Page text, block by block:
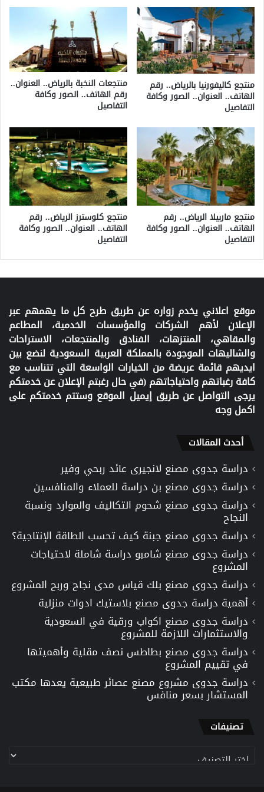
منتجع كاليفورنيا بالرياض.. رقم
الهاتف.. العنوان.. الصور وكافة
التفاصيل
منتجعات النخبة بالرياض.. العنوان..
رقم الهاتف.. الصور وكافة
التفاصيل
منتجع ماربيلا الرياض.. رقم
الهاتف.. العنوان.. الصور وكافة
التفاصيل
منتجع كلوسترز الرياض.. رقم
الهاتف.. العنوان.. الصور وكافة
التفاصيل
موقع اعلاني يخدم زواره عن طريق طرح كل ما يهمهم عبر
الإعلان لأهم الشركات والمؤسسات الخدمية، المطاعم
والمقاهي، المنتزهات، الفنادق والمنتجعات، الاستراحات
والشاليهات الموجودة بالمملكة العربية السعودية لنضع بين
ايديهم قائمة عريضة من الخيارات الواسعة التي تتناسب مع
كافة رغباتهم واحتياجاتهم (في حال رغبتم الإعلان عن خدمتكم
يرجى التواصل عن طريق إيميل الموقع وستتم خدمتكم على
اكمل وجه
أحدث المقالات
دراسة جدوى مصنع لانجيرى عائد ربحي وفير
دراسة جدوى مصنع بن دراسة للعملاء والمنافسين
دراسة جدوى مصنع شحوم التكاليف والموارد ونسبة
النجاح
دراسة جدوى مصنع جبنة كيف تحسب الطاقة الإنتاجية؟
دراسة جدوى مصنع شامبو دراسة شاملة لاحتياجات
المشروع
دراسة جدوى مصنع بلك قياس مدى نجاح وربح المشروع
أهمية دراسة جدوى مصنع بلاستيك ادوات منزلية
دراسة جدوى مصنع اكواب ورقية في السعودية
والاستثمارات اللازمة للمشروع
دراسة جدوى مصنع بطاطس نصف مقلية وأهميتها
في تقييم المشروع
دراسة جدوى مشروع مصنع عصائر طبيعية يعدها مكتب
المستشار بسعر منافس
تصنيفات
تصنيفات